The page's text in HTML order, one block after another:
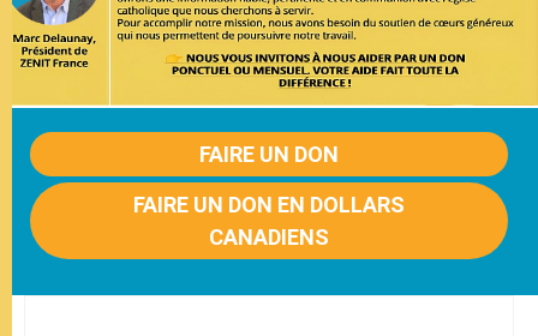
FAIRE UN DON
FAIRE UN DON EN DOLLARS
CANADIENS